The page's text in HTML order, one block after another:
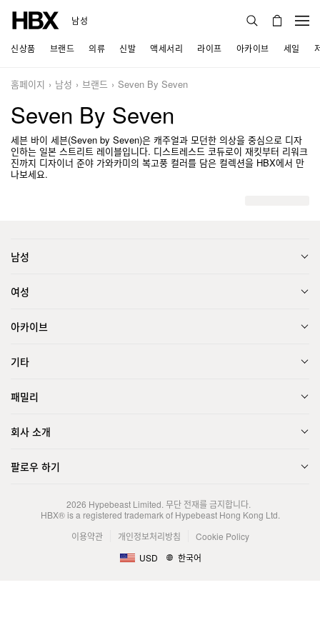
남성
신상품 브랜드 의류 신발 액세서리 라이프 아카이브 세일
홈페이지 남성 브랜드 Seven By Seven
Seven By Seven
세븐 바이 세븐(Seven by Seven)은 캐주얼과 모던한 의상을 중심으로 디자
인하는 일본 스트리트 레이블입니다. 디스트레스드 코듀로이 재킷부터 리워크
진까지 디자이너 준야 가와카미의 복고풍 컬러를 담은 컬렉션을 HBX에서 만
나보세요.
남성
여성
아카이브
기타
패밀리
회사 소개
팔로우 하기
2026 Hypebeast Limited. 무단 전재를 금지합니다.
HBX® is a registered trademark of Hypebeast Hong Kong Ltd.
이용약관
개인정보처리방침
Cookie Policy
USD
한국어